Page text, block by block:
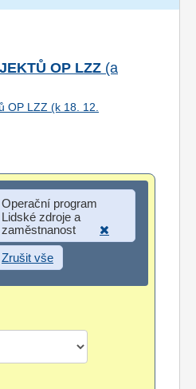
OP LZZ (a
OP LZZ (k 18. 12.
Operační program
Lidské zdroje a
zaměstnanost
Zrušit vše